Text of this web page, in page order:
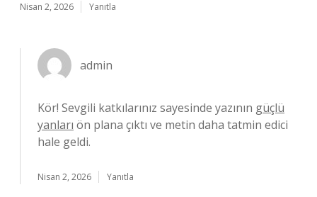
Nisan 2, 2026 Yanıtla
admin
Kör! Sevgili katkılarınız sayesinde yazının güçlü
yanları ön plana çıktı ve metin daha tatmin edici
hale geldi.
Nisan 2, 2026 Yanıtla